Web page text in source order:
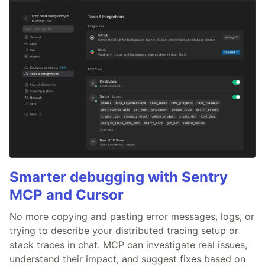
Smarter debugging with Sentry
MCP and Cursor
No more copying and pasting error messages, logs, or
trying to describe your distributed tracing setup or
stack traces in chat. MCP can investigate real issues,
understand their impact, and suggest fixes based on